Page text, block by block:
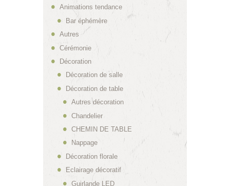
Animations tendance
Bar éphémère
Autres
Cérémonie
Décoration
Décoration de salle
Décoration de table
Autres décoration
Chandelier
CHEMIN DE TABLE
Nappage
Décoration florale
Eclairage décoratif
Guirlande LED